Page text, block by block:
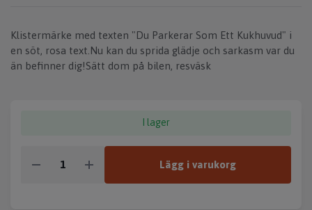
Klistermärke med texten "Du Parkerar Som Ett Kukhuvud" i
en söt, rosa text.Nu kan du sprida glädje och sarkasm var du
än befinner dig!Sätt dom på bilen, resväsk
I lager
Lägg i varukorg